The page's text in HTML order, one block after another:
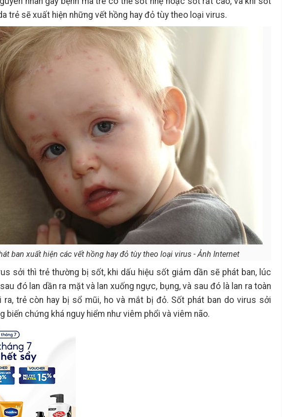
trẻ sẽ xuất hiện những vết hồng hay đỏ tùy theo loại virus.
ban xuất hiện các vết hồng hay đỏ tùy theo loại virus - Ảnh Internet
sởi thì trẻ thường bị sốt, khi dấu hiệu sốt giảm dần sẽ phát ban, lúc
đó lan dần ra mặt và lan xuống ngực, bụng, và sau đó là lan ra toàn
ra, trẻ còn hay bị sổ mũi, ho và mắt bị đỏ. Sốt phát ban do virus sởi
biến chứng khá nguy hiểm như viêm phổi và viêm não.